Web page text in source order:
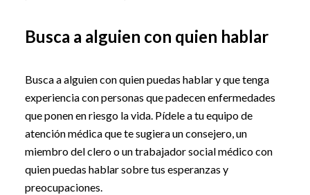
Busca a alguien con quien hablar
Busca a alguien con quien puedas hablar y que tenga
experiencia con personas que padecen enfermedades
que ponen en riesgo la vida. Pídele a tu equipo de
atención médica que te sugiera un consejero, un
miembro del clero o un trabajador social médico con
quien puedas hablar sobre tus esperanzas y
preocupaciones.